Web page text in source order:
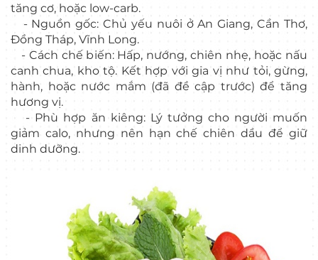
tăng cơ, hoặc low-carb.
- Nguồn gốc: Chủ yếu nuôi ở An Giang, Cần Thơ,
Đồng Tháp, Vĩnh Long.
- Cách chế biến: Hấp, nướng, chiên nhẹ, hoặc nấu
canh chua, kho tộ. Kết hợp với gia vị như tỏi, gừng,
hành, hoặc nước mắm (đã đề cập trước) để tăng
hương vị.
- Phù hợp ăn kiêng: Lý tưởng cho người muốn
giảm calo, nhưng nên hạn chế chiên dầu để giữ
dinh dưỡng.